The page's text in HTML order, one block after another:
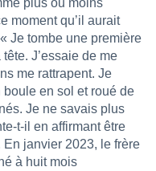
moment qu’il aurait
Je tombe une première
J’essaie de me
me rattrapent. Je
boule en sol et roué de
Je ne savais plus
t-il en affirmant être
janvier 2023, le frère
à huit mois